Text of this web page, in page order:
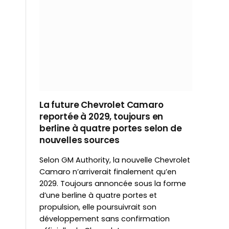
La future Chevrolet Camaro
reportée à 2029, toujours en
berline à quatre portes selon de
nouvelles sources
Selon GM Authority, la nouvelle Chevrolet
Camaro n’arriverait finalement qu’en
2029. Toujours annoncée sous la forme
d’une berline à quatre portes et
propulsion, elle poursuivrait son
développement sans confirmation